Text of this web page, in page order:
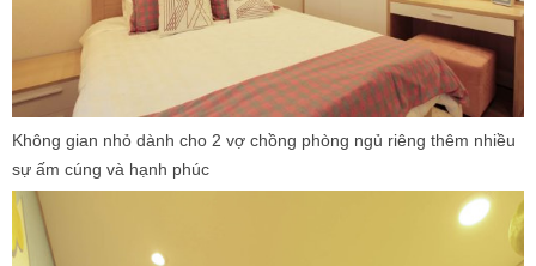
Không gian nhỏ dành cho 2 vợ chồng phòng ngủ riêng thêm nhiều
sự ấm cúng và hạnh phúc